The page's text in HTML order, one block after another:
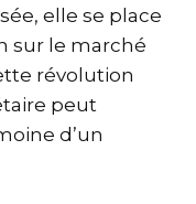
elle se place
sur le marché
révolution
peut
d’un